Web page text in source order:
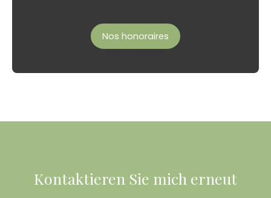
Nos honoraires
Kontaktieren Sie mich erneut